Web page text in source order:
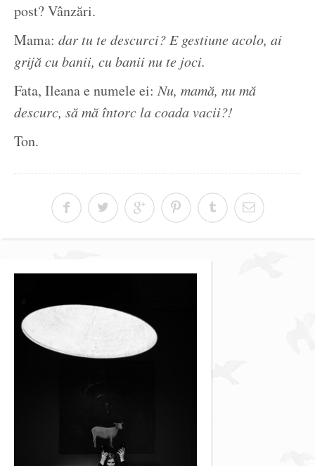
post? Vânzări.
Mama: dar tu te descurci? E gestiune acolo, ai
grijă cu banii, cu banii nu te joci.
Fata, Ileana e numele ei:Nu, mamă, nu mă
descurc, să mă întorc la coada vacii?!
Ton.